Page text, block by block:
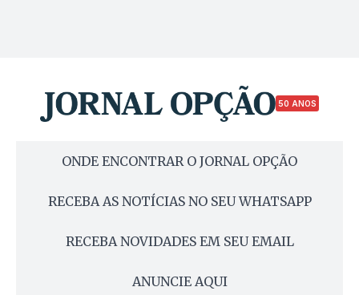
50 ANOS
ONDE ENCONTRAR O JORNAL OPÇÃO
RECEBA AS NOTÍCIAS NO SEU WHATSAPP
RECEBA NOVIDADES EM SEU EMAIL
ANUNCIE AQUI